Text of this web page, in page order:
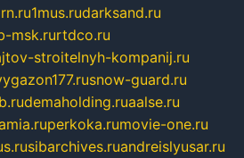
1mus.rudarksand.ru
msk.rurtdco.ru
stroitelnyh-kompanij.ru
snow-guard.ru
demaholding.ruaalse.ru
perkoka.rumovie-one.ru
sibarchives.ruandreislyusar.ru